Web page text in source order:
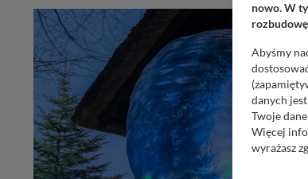
nowo. W
Abyśmy
danych
Twoje
Więcej
wyrażasz